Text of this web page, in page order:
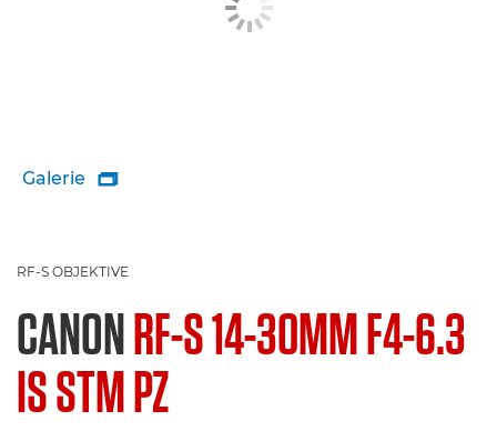
Galerie 
RF-S OBJEKTIVE
CANONRF-S 14-30MM F4-6.3
IS STM PZ